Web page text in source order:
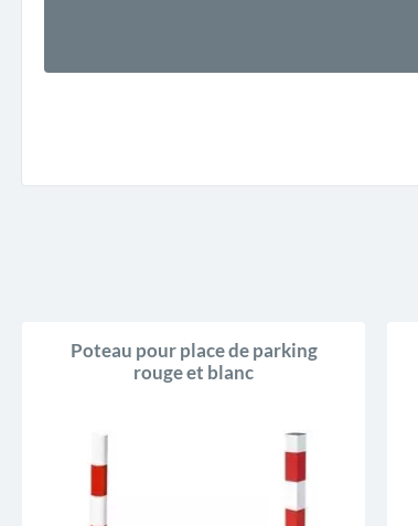
Poteau pour place de parking
rouge et blanc